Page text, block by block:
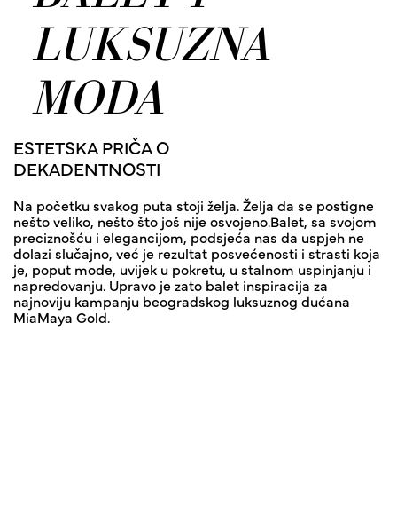
LUKSUZNA
MODA
ESTETSKA PRIČA O
DEKADENTNOSTI
Na početku svakog puta stoji želja. Želja da se postigne
nešto veliko, nešto što još nije osvojeno.Balet, sa svojom
preciznošću i elegancijom, podsjeća nas da uspjeh ne
dolazi slučajno, već je rezultat posvećenosti i strasti koja
je, poput mode, uvijek u pokretu, u stalnom uspinjanju i
napredovanju. Upravo je zato balet inspiracija za
najnoviju kampanju beogradskog luksuznog dućana
MiaMaya Gold.